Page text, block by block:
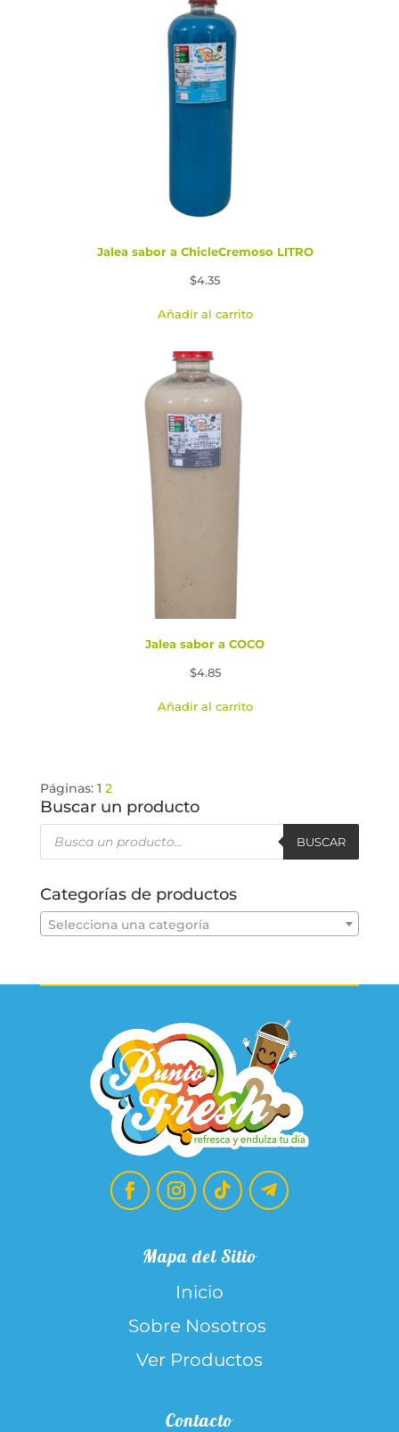
Jalea sabor a ChicleCremoso LITRO
$4.35
Añadir al carrito
Jalea sabor a COCO
$4.85
Añadir al carrito
Páginas: 1 2
Buscar un producto
Búsqueda
de
productos
BUSCAR
Categorías de productos
Selecciona una categoría
Mapa del Sitio
Inicio
Sobre Nosotros
Ver Productos
Contacto